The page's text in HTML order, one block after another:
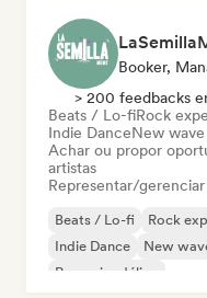
Booker,
> 200 feedbacks
Beats / Lo-fiRock
Indie DanceNew wave
Achar ou propor
artistas
Representar/
Beats / Lo-fi Rock
Indie Dance
New
Pop psicodélico